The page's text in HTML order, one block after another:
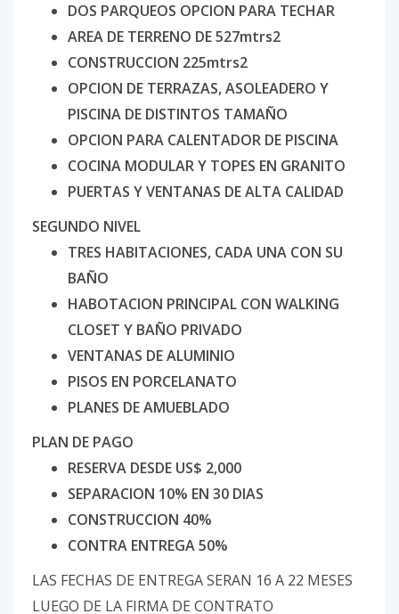
DOS PARQUEOS OPCION PARA TECHAR
AREA DE TERRENO DE 527mtrs2
CONSTRUCCION 225mtrs2
OPCION DE TERRAZAS, ASOLEADERO Y
PISCINA DE DISTINTOS TAMAÑO
OPCION PARA CALENTADOR DE PISCINA
COCINA MODULAR Y TOPES EN GRANITO
PUERTAS Y VENTANAS DE ALTA CALIDAD
SEGUNDO NIVEL
TRES HABITACIONES, CADA UNA CON SU
BAÑO
HABOTACION PRINCIPAL CON WALKING
CLOSET Y BAÑO PRIVADO
VENTANAS DE ALUMINIO
PISOS EN PORCELANATO
PLANES DE AMUEBLADO
PLAN DE PAGO
RESERVA DESDE US$ 2,000
SEPARACION 10% EN 30 DIAS
CONSTRUCCION 40%
CONTRA ENTREGA 50%
LAS FECHAS DE ENTREGA SERAN 16 A 22 MESES
LUEGO DE LA FIRMA DE CONTRATO